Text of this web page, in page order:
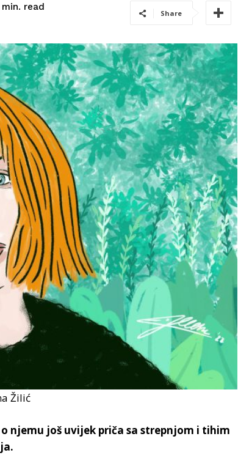
min. read
Share
Žilić
njemu još uvijek priča sa strepnjom i tihim